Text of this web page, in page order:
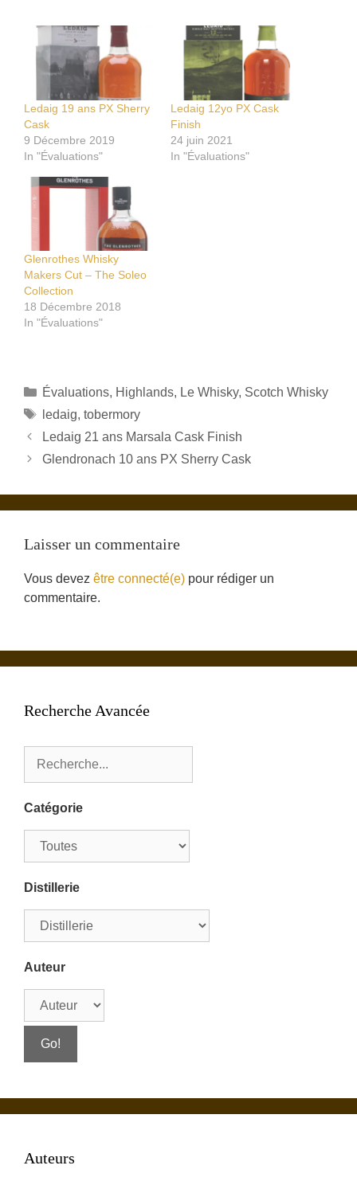
Ledaig 19 ans PX Sherry
Cask
9 Décembre 2019
In "Évaluations"
Ledaig 12yo PX Cask
Finish
24 juin 2021
In "Évaluations"
Glenrothes Whisky
Makers Cut – The Soleo
Collection
18 Décembre 2018
In "Évaluations"
Catégories
Évaluations, Highlands, Le Whisky, Scotch Whisky
Étiquettes
ledaig, tobermory
Ledaig 21 ans Marsala Cask Finish
Glendronach 10 ans PX Sherry Cask
Laisser un commentaire
Vous devez être connecté(e) pour rédiger un
commentaire.
Recherche Avancée
Catégorie
Distillerie
Auteur
Auteurs